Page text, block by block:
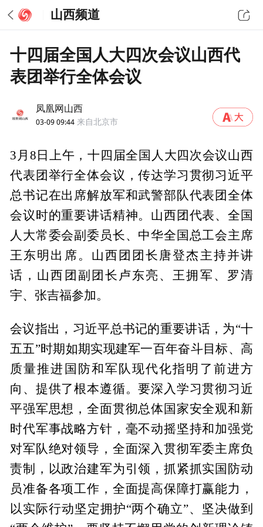
山西频道
十四届全国人大四次会议山西代
表团举行全体会议
凤凰网山西
03-09 09:44 来自北京市
3月8日上午，十四届全国人大四次会议山西
代表团举行全体会议，传达学习贯彻习近平
总书记在出席解放军和武警部队代表团全体
会议时的重要讲话精神。山西团代表、全国
人大常委会副委员长、中华全国总工会主席
王东明出席。山西团团长唐登杰主持并讲
话，山西团副团长卢东亮、王拥军、罗清
宇、张吉福参加。
会议指出，习近平总书记的重要讲话，为“十
五五”时期如期实现建军一百年奋斗目标、高
质量推进国防和军队现代化指明了前进方
向、提供了根本遵循。要深入学习贯彻习近
平强军思想，全面贯彻总体国家安全观和新
时代军事战略方针，毫不动摇坚持和加强党
对军队绝对领导，全面深入贯彻军委主席负
责制，以政治建军为引领，抓紧抓实国防动
员准备各项工作，全面提高保障打赢能力，
以实际行动坚定拥护“两个确立”、坚决做到